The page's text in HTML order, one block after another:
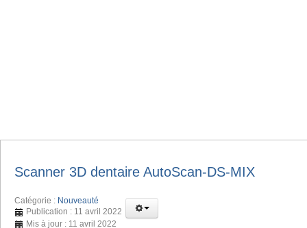
Scanner 3D dentaire AutoScan-DS-MIX
Catégorie : Nouveauté
Publication : 11 avril 2022
Mis à jour : 11 avril 2022